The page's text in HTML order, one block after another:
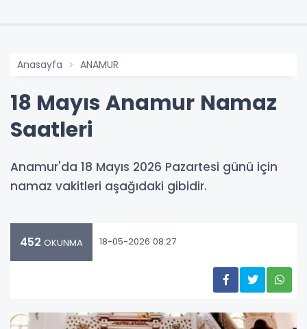
Anasayfa ANAMUR
18 Mayıs Anamur Namaz
Saatleri
Anamur'da 18 Mayıs 2026 Pazartesi günü için
namaz vakitleri aşağıdaki gibidir.
452 OKUNMA 18-05-2026 08:27